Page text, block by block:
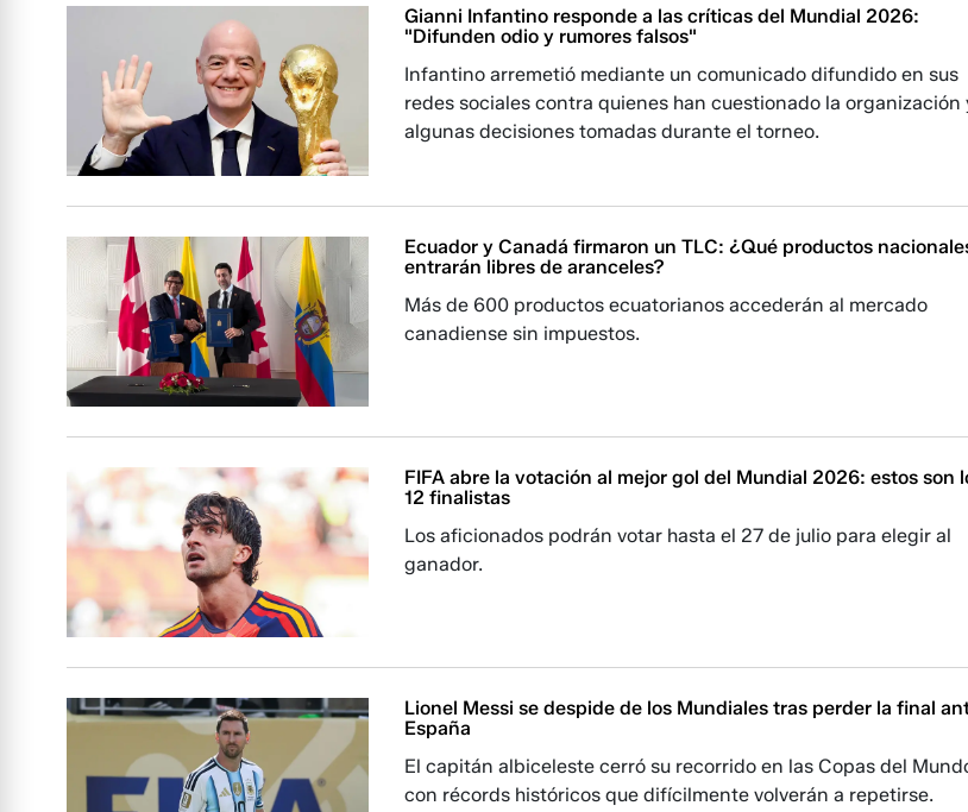
Gianni Infantino responde a las críticas del Mundial 2026:
"Difunden odio y rumores falsos"
Infantino arremetió mediante un comunicado difundido en sus
redes sociales contra quienes han cuestionado la organización
algunas decisiones tomadas durante el torneo.
Ecuador y Canadá firmaron un TLC: ¿Qué productos
entrarán libres de aranceles?
Más de 600 productos ecuatorianos accederán al mercado
canadiense sin impuestos.
FIFA abre la votación al mejor gol del Mundial 2026: estos son
12 finalistas
Los aficionados podrán votar hasta el 27 de julio para elegir al
ganador.
Lionel Messi se despide de los Mundiales tras perder la final
España
El capitán albiceleste cerró su recorrido en las Copas del
con récords históricos que difícilmente volverán a repetirse.